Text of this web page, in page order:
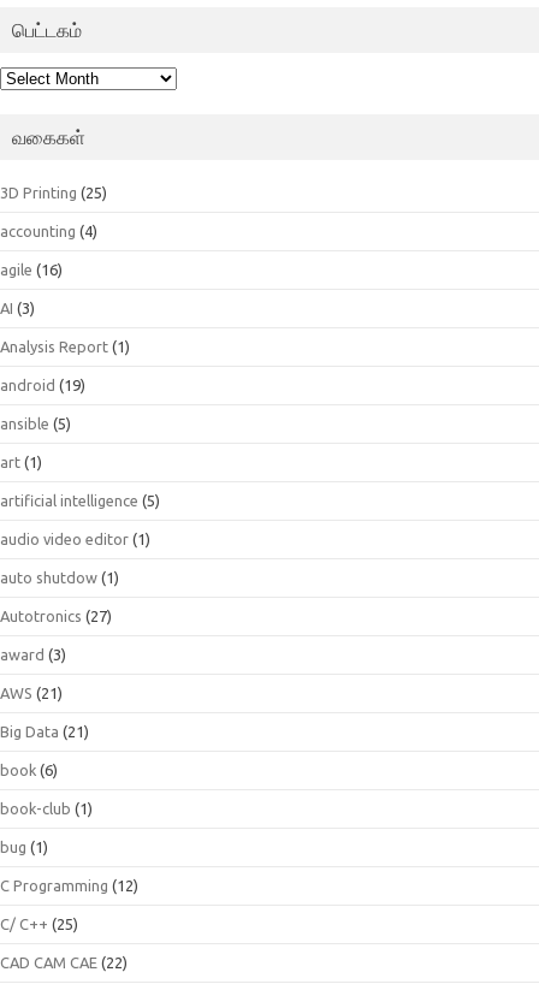
பெட்டகம்
பெட்டகம்
வகைகள்
3D Printing (25)
accounting (4)
agile (16)
AI (3)
Analysis Report (1)
android (19)
ansible (5)
art (1)
artificial intelligence (5)
audio video editor (1)
auto shutdow (1)
Autotronics (27)
award (3)
AWS (21)
Big Data (21)
book (6)
book-club (1)
bug (1)
C Programming (12)
C/ C++ (25)
CAD CAM CAE (22)